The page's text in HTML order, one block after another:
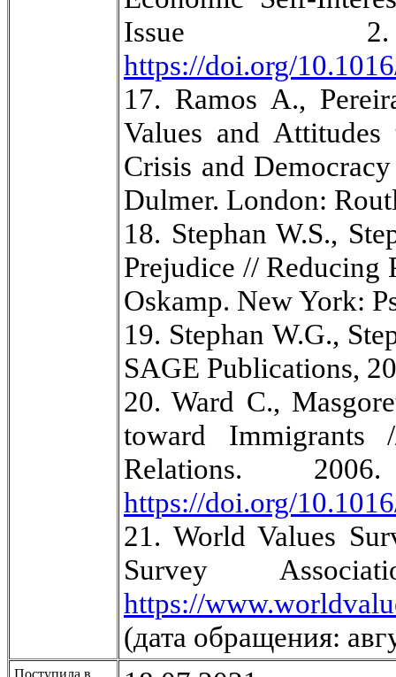
Issue
https://doi.org/
17. Ramos A.,
Values and
Crisis and
Dulmer. London:
18. Stephan W.S.,
Prejudice // Reducing
Oskamp. New York:
19. Stephan W.G.,
SAGE Publications,
20. Ward C.,
toward Immigrants
Relations.
https://doi.org/
21. World Values
Survey
https://
(дата обращения: